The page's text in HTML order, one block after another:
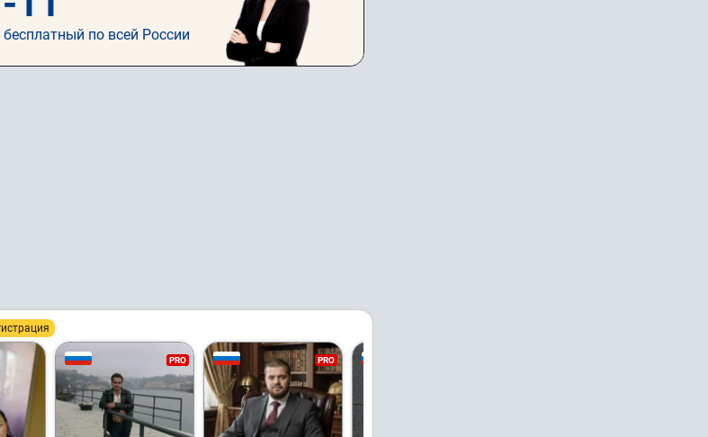
по всей России
PRO PRO